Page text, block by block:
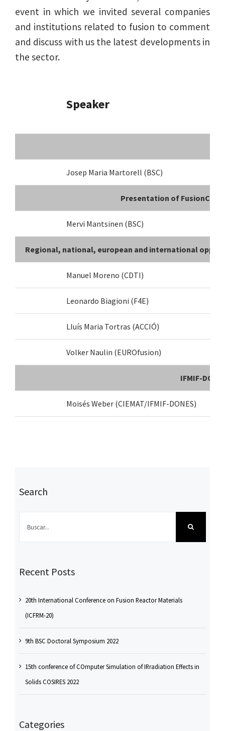
event in which we invited several companies
and institutions related to fusion to comment
and discuss with us the latest developments in
the sector.
Speaker
Josep Maria Martorell (BSC)
Presentation of FusionCAT
Mervi Mantsinen (BSC)
Regional, national, european and international
Manuel Moreno (CDTI)
Leonardo Biagioni (F4E)
Lluís Maria Tortras (ACCIÓ)
Volker Naulin (EUROfusion)
IFMIF-
Moisés Weber (CIEMAT/IFMIF-DONES)
Search
Recent Posts
20th International Conference on Fusion Reactor Materials
(ICFRM-20)
9th BSC Doctoral Symposium 2022
15th conference of COmputer Simulation of IRradiation Effects in
Solids COSIRES 2022
Categories